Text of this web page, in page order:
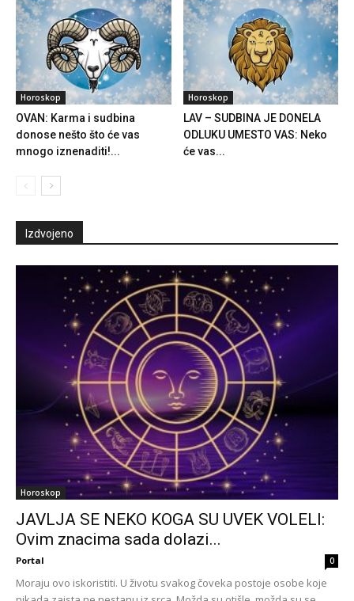
Horoskop
OVAN: Karma i sudbina
donose nešto što će vas
mnogo iznenaditi!...
Horoskop
LAV – SUDBINA JE DONELA
ODLUKU UMESTO VAS: Neko
će vas...
Izdvojeno
Horoskop
JAVLJA SE NEKO KOGA SU UVEK VOLELI:
Ovim znacima sada dolazi...
Portal 0
Moraju ovo iskoristiti. U životu svakog čoveka postoje osobe koje